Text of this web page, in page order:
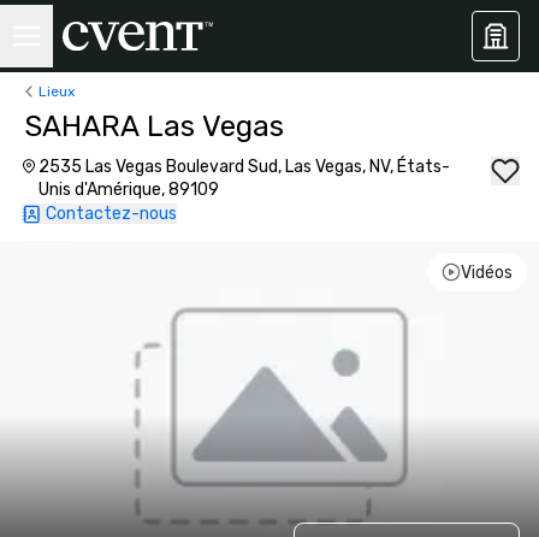
Lieux
SAHARA Las Vegas
2535 Las Vegas Boulevard Sud, Las Vegas, NV, États-
Unis d'Amérique, 89109
Contactez-nous
Vidéos